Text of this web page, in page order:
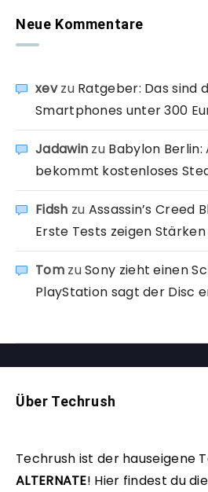
Neue Kommentare
xevzu Ratgeber: Das sind
Smartphones unter 300
Jadawin zu Babylon Berlin:
bekommt kostenloses
Fidsh zu Assassin’s Creed
Erste Tests zeigen
TomzuSony zieht einen
PlayStation sagt der Disc
Über Techrush
Techrush ist der hauseigene
ALTERNATE! Hier findest du